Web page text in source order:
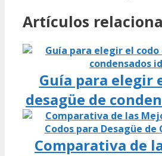
Artículos
Guía para elegir
desagüe de
Comparativa de